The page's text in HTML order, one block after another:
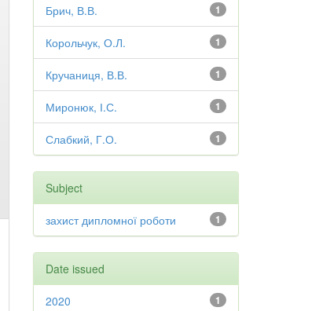
1
Брич, В.В.
1
Корольчук, О.Л.
1
Кручаниця, В.В.
1
Миронюк, І.С.
1
Слабкий, Г.О.
Subject
1
захист дипломної роботи
Date issued
1
2020